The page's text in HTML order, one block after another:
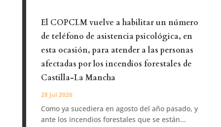
El COPCLM vuelve a habilitar un número
de teléfono de asistencia psicológica, en
esta ocasión, para atender a las personas
afectadas por los incendios forestales de
Castilla-La Mancha
28 Jul 2026
Como ya sucediera en agosto del año pasado, y
ante los incendios forestales que se están...